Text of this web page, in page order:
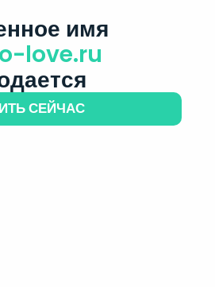
имя
love.ru
СЕЙЧАС